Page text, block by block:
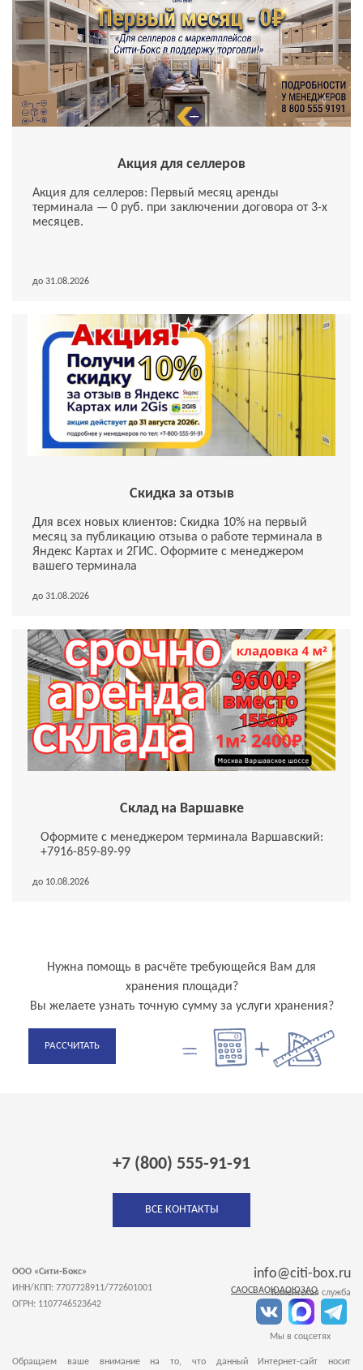
Акция для селлеров
Акция для селлеров: Первый месяц аренды
терминала — 0 руб. при заключении договора от 3-х
месяцев.
до 31.08.2026
Скидка за отзыв
Для всех новых клиентов: Скидка 10% на первый
месяц за публикацию отзыва о работе терминала в
Яндекс Картах и 2ГИС. Оформите с менеджером
вашего терминала
до 31.08.2026
Склад на Варшавке
Оформите с менеджером терминала Варшавский:
+7916-859-89-99
до 10.08.2026
Нужна помощь в расчёте требующейся Вам для
хранения площади?
Вы желаете узнать точную сумму за услуги хранения?
РАССЧИТАТЬ
+7 (800) 555-91-91
ВСЕ КОНТАКТЫ
ООО «Сити-Бокс»
ИНН/КПП: 7707728911/772601001
ОГРН: 1107746523642
info@citi-box.ru
Клиентская служба
Мы в соцсетях
САОСВАОЮАОЮЗАО
Обращаем ваше внимание на то, что данный Интернет-сайт носит